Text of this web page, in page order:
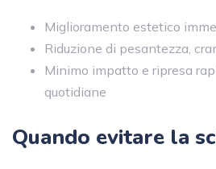
Miglioramento estetico
Riduzione di pesantezza,
Minimo impatto e ripresa
quotidiane
Quando evitare la